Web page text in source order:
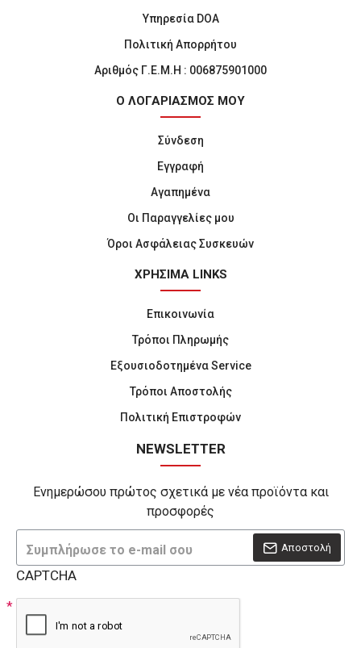
Υπηρεσία DOA
Πολιτική Απορρήτου
Αριθμός Γ.Ε.Μ.Η : 006875901000
Ο ΛΟΓΑΡΙΑΣΜΟΣ ΜΟΥ
Σύνδεση
Εγγραφή
Αγαπημένα
Οι Παραγγελίες μου
Όροι Ασφάλειας Συσκευών
ΧΡΗΣΙΜΑ LINKS
Επικοινωνία
Τρόποι Πληρωμής
Εξουσιοδοτημένα Service
Τρόποι Αποστολής
Πολιτική Επιστροφών
NEWSLETTER
Ενημερώσου πρώτος σχετικά με νέα προϊόντα και
προσφορές
Αποστολή
CAPTCHA